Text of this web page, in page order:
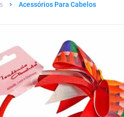
Acessórios Para Cabelos